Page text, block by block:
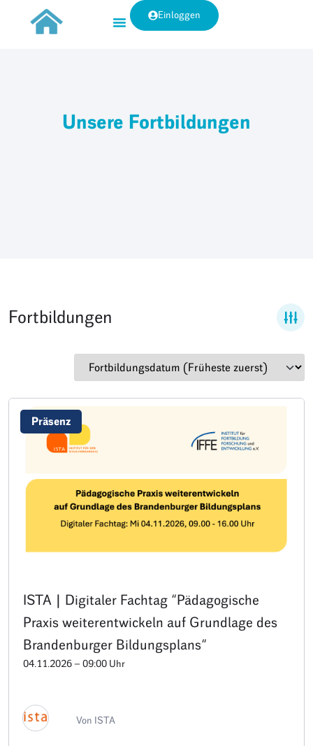
Einloggen
Unsere Fortbildungen
Fortbildungen
Präsenz
ISTA | Digitaler Fachtag “Pädagogische
Praxis weiterentwickeln auf Grundlage des
Brandenburger Bildungsplans“
04.11.2026 – 09:00 Uhr
Von ISTA